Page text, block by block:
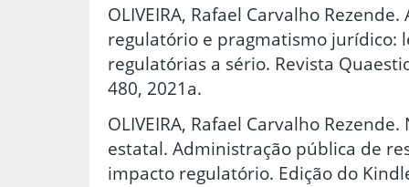
OLIVEIRA, Rafael Carvalho
regulatório e pragmatismo jurídico:
regulatórias a sério. Revista
480, 2021a.
OLIVEIRA, Rafael Carvalho
estatal. Administração pública de
impacto regulatório. Edição do